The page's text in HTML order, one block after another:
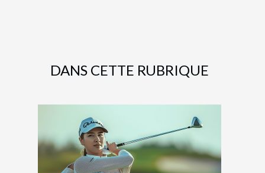
DANS CETTE RUBRIQUE